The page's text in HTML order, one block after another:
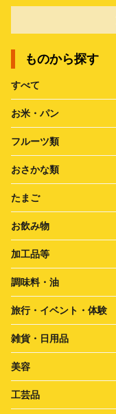
ものから探す
すべて
お米・パン
フルーツ類
おさかな類
たまご
お飲み物
加工品等
調味料・油
旅行・イベント・体験
雑貨・日用品
美容
工芸品